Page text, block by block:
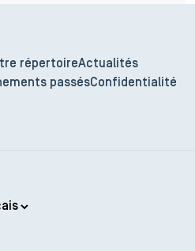
répertoireActualités
passésConfidentialité